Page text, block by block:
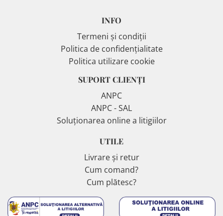
INFO
Termeni și condiții
Politica de confidențialitate
Politica utilizare cookie
SUPORT CLIENȚI
ANPC
ANPC - SAL
Soluționarea online a litigiilor
UTILE
Livrare și retur
Cum comand?
Cum plătesc?